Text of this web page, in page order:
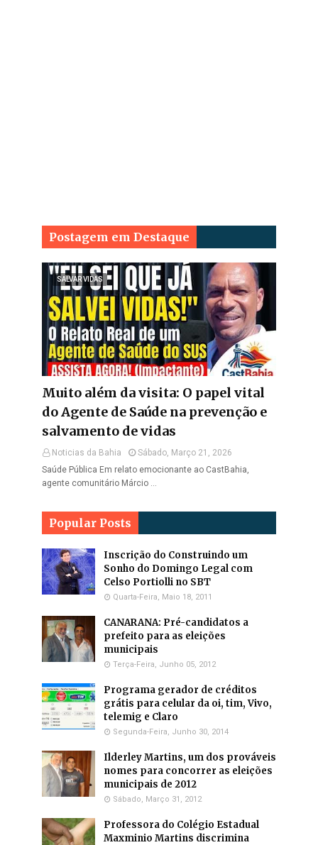
Postagem em Destaque
SALVAR VIDAS
Muito além da visita: O papel vital
do Agente de Saúde na prevenção e
salvamento de vidas
Noticias da Bahia
Sábado, Março 21, 2026
Saúde Pública Em relato emocionante ao CastBahia,
agente comunitário Márcio …
Popular Posts
Inscrição do Construindo um
Sonho do Domingo Legal com
Celso Portiolli no SBT
Quarta-Feira, Maio 18, 2011
CANARANA: Pré-candidatos a
prefeito para as eleições
municipais
Terça-Feira, Junho 05, 2012
Programa gerador de créditos
grátis para celular da oi, tim, Vivo,
telemig e Claro
Segunda-Feira, Junho 30, 2014
Ilderley Martins, um dos prováveis
nomes para concorrer as eleições
municipais de 2012
Sábado, Março 31, 2012
Professora do Colégio Estadual
Maxminio Martins discrimina